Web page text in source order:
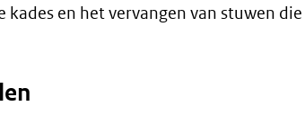
kades en het vervangen van stuwen die